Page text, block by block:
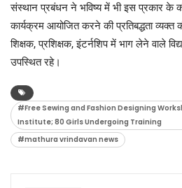
संस्थान प्रबंधन ने भविष्य में भी इस प्रकार के
कार्यक्रम आयोजित करने की प्रतिबद्धता
शिक्षक, प्रशिक्षक, इंटर्नशिप में भाग लेने वाले
उपस्थित रहे।
#Free Sewing and Fashion Designing
Institute; 80 Girls Undergoing Training
#mathura vrindavan news